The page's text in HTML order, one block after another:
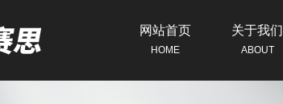
网站首页
HOME
关于我们
ABOUT